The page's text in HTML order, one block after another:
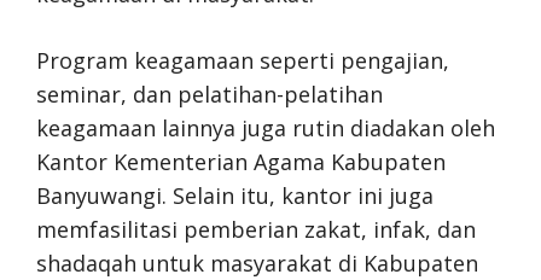
Program keagamaan seperti pengajian,
seminar, dan pelatihan-pelatihan
keagamaan lainnya juga rutin diadakan oleh
Kantor Kementerian Agama Kabupaten
Banyuwangi. Selain itu, kantor ini juga
memfasilitasi pemberian zakat, infak, dan
shadaqah untuk masyarakat di Kabupaten